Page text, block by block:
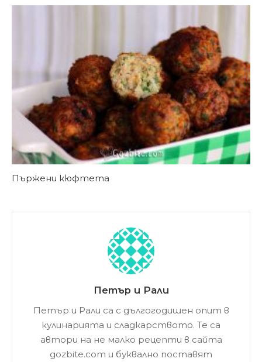
Пържени кюфтета
Петър и Рали
Петър и Рали са с дългогодишен опит в
кулинарията и сладкарството. Те са
автори на не малко рецепти в сайта
gozbite.com и буквално поставят